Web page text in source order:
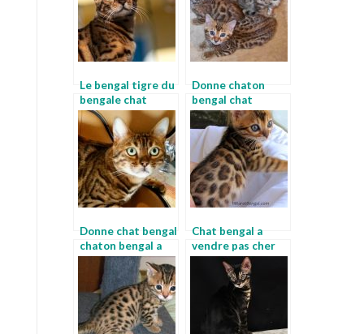
Le bengal tigre du
bengale chat
Donne chaton
bengal chat
leopard a donner
Donne chat bengal
chaton bengal a
donner
Chat bengal a
vendre pas cher
bengal noir